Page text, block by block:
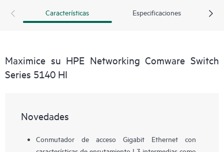
Características Especificaciones
Maximice su HPE Networking Comware Switch
Series 5140 HI
Novedades
Conmutador de acceso Gigabit Ethernet con